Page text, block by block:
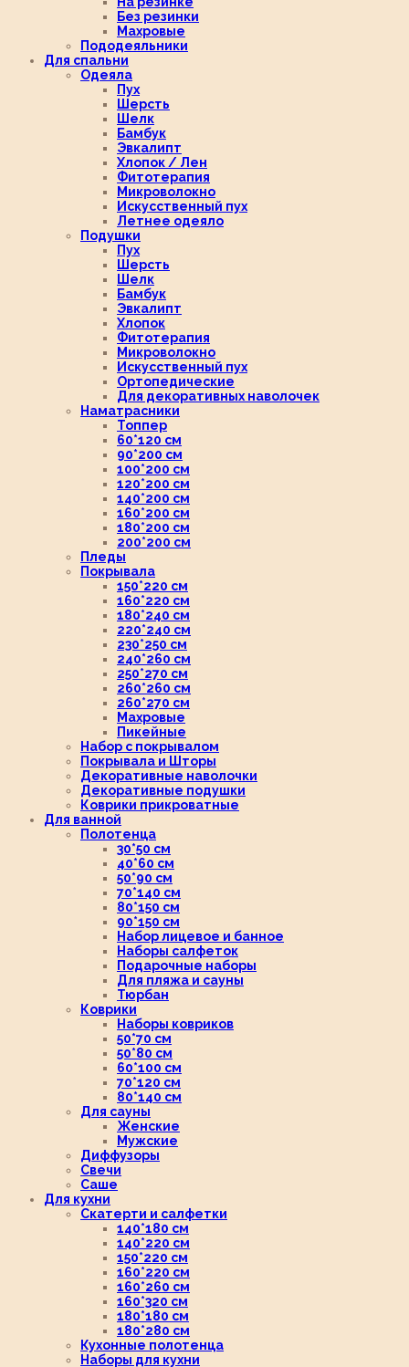
Без резинки
Махровые
Пододеяльники
Для спальни
Одеяла
Пух
Шерсть
Шелк
Бамбук
Эвкалипт
Хлопок / Лен
Фитотерапия
Микроволокно
Искусственный пух
Летнее одеяло
Подушки
Пух
Шерсть
Шелк
Бамбук
Эвкалипт
Хлопок
Фитотерапия
Микроволокно
Искусственный пух
Ортопедические
Для декоративных наволочек
Наматрасники
Топпер
60*120 см
90*200 см
100*200 см
120*200 см
140*200 см
160*200 см
180*200 см
200*200 см
Пледы
Покрывала
150*220 см
160*220 см
180*240 см
220*240 см
230*250 см
240*260 см
250*270 см
260*260 см
260*270 см
Махровые
Пикейные
Набор с покрывалом
Покрывала и Шторы
Декоративные наволочки
Декоративные подушки
Коврики прикроватные
Для ванной
Полотенца
30*50 см
40*60 см
50*90 см
70*140 см
80*150 см
90*150 см
Набор лицевое и банное
Наборы салфеток
Подарочные наборы
Для пляжа и сауны
Тюрбан
Коврики
Наборы ковриков
50*70 см
50*80 см
60*100 см
70*120 см
80*140 см
Для сауны
Женские
Мужские
Диффузоры
Свечи
Саше
Для кухни
Скатерти и салфетки
140*180 см
140*220 см
150*220 см
160*220 см
160*260 см
160*320 см
180*180 см
180*280 см
Кухонные полотенца
Наборы для кухни